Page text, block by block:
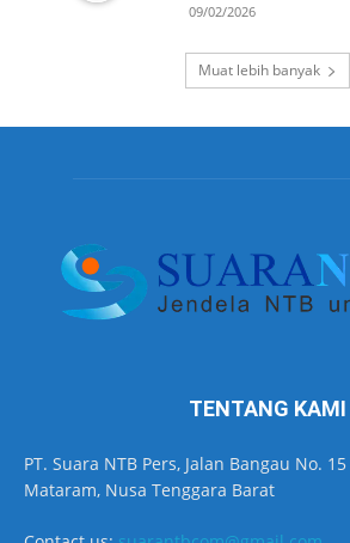
09/02/2026
Muat lebih banyak
TENTANG KAMI
PT. Suara NTB Pers, Jalan Bangau No.
Mataram, Nusa Tenggara Barat